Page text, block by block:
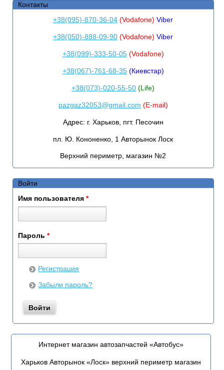
Контакты
+38(095)-870-36-04 (Vodafone)Viber
+38(050)-888-09-90 (Vodafone)Viber
+38(099)-333-50-05(Vodafone)
+38(067)-761-68-35(Киевстар)
+38(073)-020-55-50 (Life)
pazgaz32053@gmail.com (E-mail)
Адрес: г. Харьков, пгт. Песочин
пл. Ю. Кононенко, 1 Авторынок Лоск
Верхний периметр, магазин №2
Войти
Имя пользователя *
Пароль *
Регистрация
Забыли пароль?
Интернет магазин автозапчастей «Автобус»
Харьков Авторынок «Лоск» верхний периметр магазин